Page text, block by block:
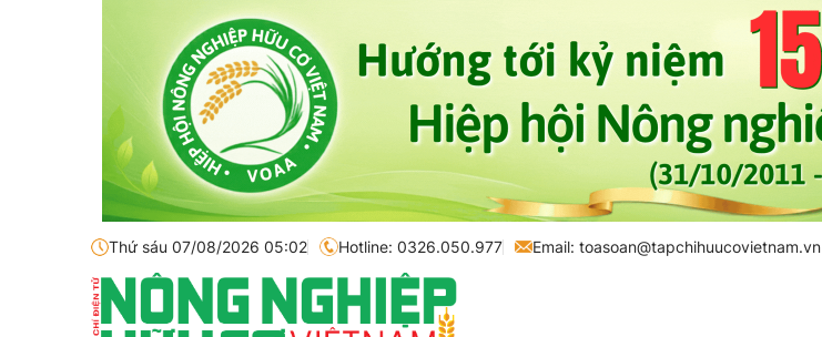
Thứ sáu 07/08/2026 05:02 Hotline: 0326.050.977 Email: toasoan@tapchihuucovietnam.vn